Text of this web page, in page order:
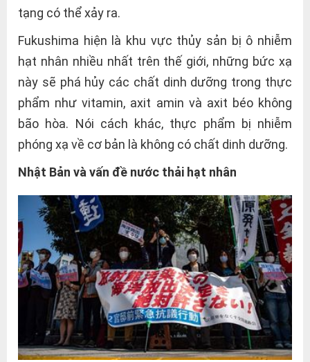
tạng có thể xảy ra.
Fukushima hiện là khu vực thủy sản bị ô nhiễm
hạt nhân nhiều nhất trên thế giới, những bức xạ
này sẽ phá hủy các chất dinh dưỡng trong thực
phẩm như vitamin, axit amin và axit béo không
bão hòa. Nói cách khác, thực phẩm bị nhiễm
phóng xạ về cơ bản là không có chất dinh dưỡng.
Nhật Bản và vấn đề nước thải hạt nhân